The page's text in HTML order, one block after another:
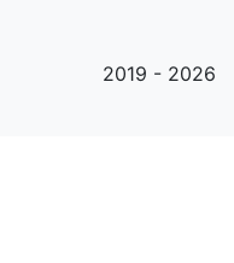
2019 - 2026